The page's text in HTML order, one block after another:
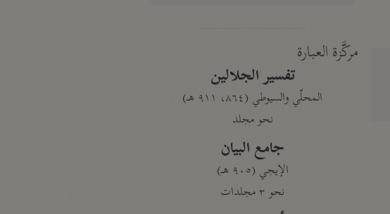
مركَّزة العبارة
تفسير الجلالين
المحلّي والسيوطي (٨٦٤، ٩١١ هـ)
نحو مجلد
جامع البيان
الإيجي (٩٠٥ هـ)
نحو ٣ مجلدات